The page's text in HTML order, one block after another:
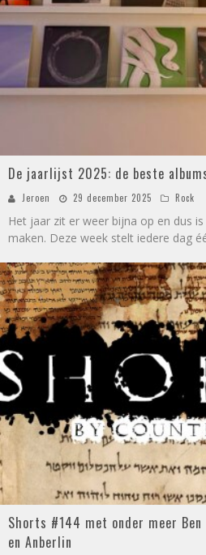
De jaarlijst 2025: de beste
Jeroen 29 december 2025 Rock
Het jaar zit er weer bijna op en dus
maken. Deze week stelt iedere dag
Shorts #144 met onder meer Ben
en Anberlin